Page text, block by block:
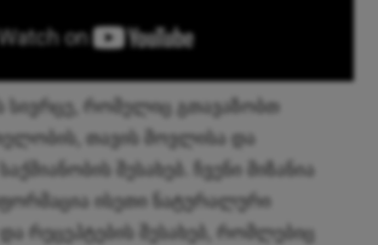
სივრცე, რომელიც გთავაზობთ
თავის მოვლისა და
შესახებ. ჩვენი მიზანია
ისეთი ნატურალური
რეცეპტების შესახებ, რომლებიც